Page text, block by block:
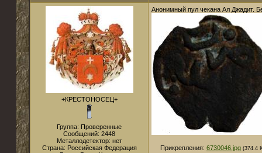
+КРЕСТОНОСЕЦ+
Группа: Проверенные
Сообщений: 2448
Металлодетектор: нет
Страна: Российская Федерация
Анонимный пул чекана Ал Джадит.
Прикрепления: 6730046.jpg (374.4